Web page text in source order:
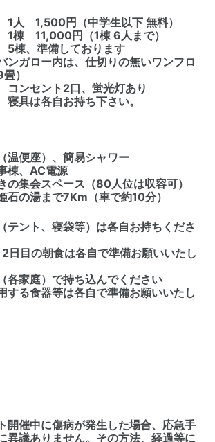
1,500円（中学生以下 無料）
11,000円（1棟 6人まで）
しております
は、仕切りの無いワンフロ
）
2口、蛍光灯あり
お持ち下さい。
温便座）、簡易シャワー
棟、AC電源
の集会スペース（80人位は収容可）
の湯まで7Km（車で約10分）
テント、寝袋等）は各自お持ちくださ
2日目の朝食は各自で準備お願いいたし
各家庭）で持ち込んでください
する食器等は各自で準備お願いいたし
開催中に傷病が発生した場合、応急手
異議ありません。その方法、経過等に